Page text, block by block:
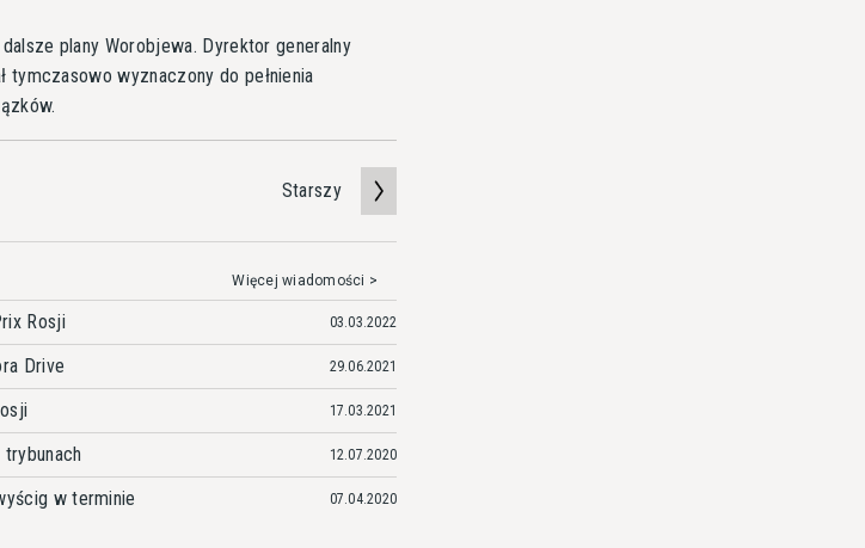
plany Worobjewa. Dyrektor generalny
wyznaczony do pełnienia
Starszy
Więcej wiadomości >
Rosji 03.03.2022
Drive 29.06.2021
17.03.2021
12.07.2020
w terminie 07.04.2020